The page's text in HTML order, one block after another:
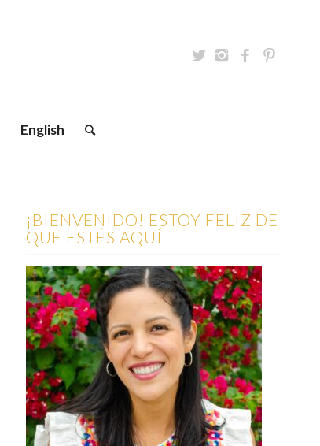
English
¡BIENVENIDO! ESTOY FELIZ DE
QUE ESTÉS AQUÍ